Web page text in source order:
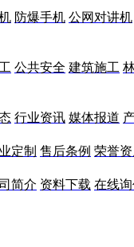
防爆手机 公网对讲机
公共安全 建筑施工
行业资讯 媒体报道
定制 售后条例 荣誉
简介 资料下载 在线